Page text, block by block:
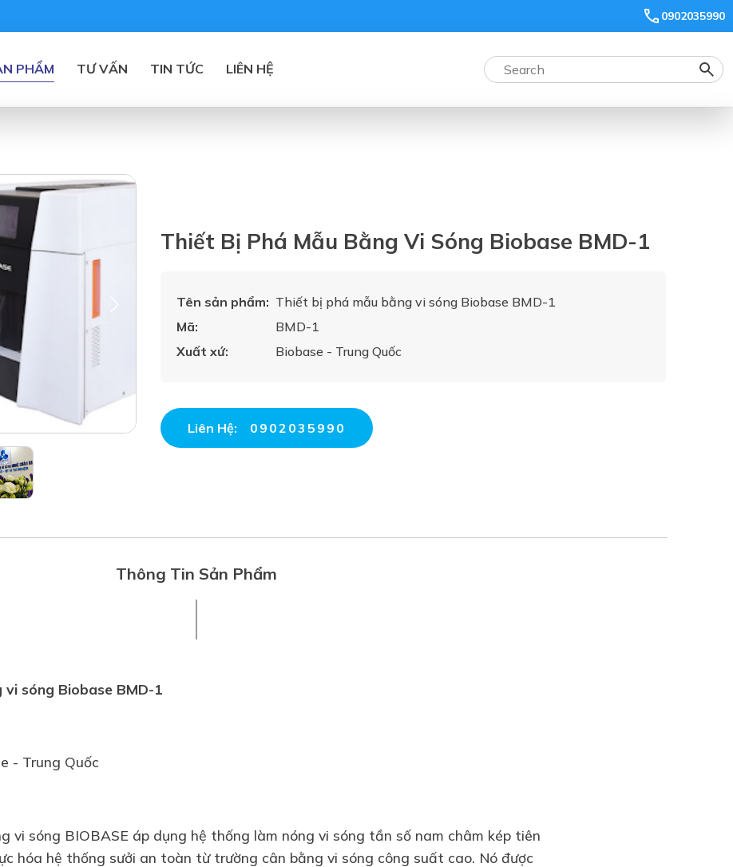
0902035990
PHẨM TƯ VẤN TIN TỨC LIÊN HỆ
Thiết Bị Phá Mẫu Bằng Vi Sóng Biobase BMD-1
Tên sản phẩm: Thiết bị phá mẫu bằng vi sóng Biobase BMD-1
Mã:
BMD-1
Xuất xứ:
Biobase - Trung Quốc
Liên Hệ: 0902035990
Thông Tin Sản Phẩm
sóng Biobase BMD-1
- Trung Quốc
vi sóng BIOBASE áp dụng hệ thống làm nóng vi sóng tần số nam châm kép tiên
hóa hệ thống sưởi an toàn từ trường cân bằng vi sóng công suất cao. Nó được